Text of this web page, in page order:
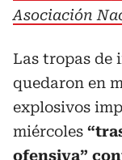
Asociación
Las tropas de
quedaron en
explosivos
miércoles
ofensiva”